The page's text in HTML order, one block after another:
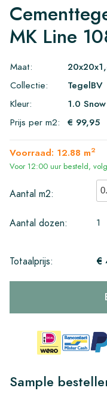
MK Line
Maat:
Collectie:
TegelBV
Kleur:
1.0
Prijs per m2:
€ 99,95
Voorraad: 12.88 m2
Voor 12:00 uur besteld,
Aantal m2:
Aantal dozen: 1
Totaalprijs: €
Sample